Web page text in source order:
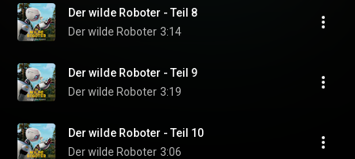
Der wilde Roboter - Teil 8
Der wilde Roboter 3:14
Der wilde Roboter - Teil 9
Der wilde Roboter 3:19
Der wilde Roboter - Teil 10
Der wilde Roboter 3:06